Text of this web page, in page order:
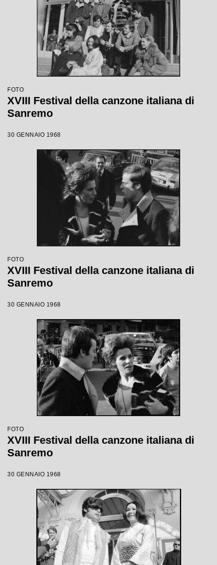
FOTO
XVIII Festival della canzone italiana di
Sanremo
30 GENNAIO 1968
FOTO
XVIII Festival della canzone italiana di
Sanremo
30 GENNAIO 1968
FOTO
XVIII Festival della canzone italiana di
Sanremo
30 GENNAIO 1968